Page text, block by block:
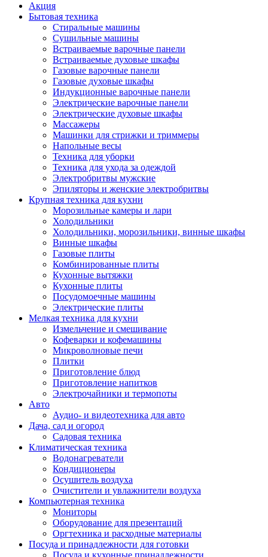
Акция
Бытовая техника
Стиральные машины
Сушильные машины
Встраиваемые варочные панели
Встраиваемые духовые шкафы
Газовые варочные панели
Газовые духовые шкафы
Индукционные варочные панели
Электрические варочные панели
Электрические духовые шкафы
Массажеры
Машинки для стрижки и триммеры
Напольные весы
Техника для уборки
Техника для ухода за одеждой
Электробритвы мужские
Эпиляторы и женские электробритвы
Крупная техника для кухни
Морозильные камеры и лари
Холодильники
Холодильники, морозильники, винные шкафы
Винные шкафы
Газовые плиты
Комбинированные плиты
Кухонные вытяжки
Кухонные плиты
Посудомоечные машины
Электрические плиты
Мелкая техника для кухни
Измельчение и смешивание
Кофеварки и кофемашины
Микроволновые печи
Плитки
Приготовление блюд
Приготовление напитков
Электрочайники и термопоты
Авто
Аудио- и видеотехника для авто
Дача, сад и огород
Садовая техника
Климатическая техника
Водонагреватели
Кондиционеры
Осушитель воздуха
Очистители и увлажнители воздуха
Компьютерная техника
Мониторы
Оборудование для презентаций
Оргтехника и расходные материалы
Посуда и принадлежности для готовки
Посуда и кухонные принадлежности